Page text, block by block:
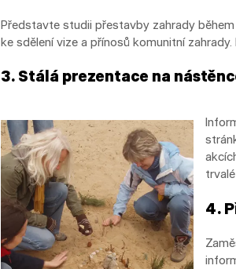
Představte studii přestavby zahrady
ke sdělení vize a přínosů komunitní
3. Stálá prezentace na
4.